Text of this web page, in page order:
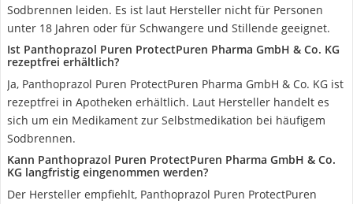
Sodbrennen leiden. Es ist laut Hersteller nicht für Personen
unter 18 Jahren oder für Schwangere und Stillende geeignet.
Ist Panthoprazol Puren ProtectPuren Pharma GmbH & Co. KG
rezeptfrei erhältlich?
Ja, Panthoprazol Puren ProtectPuren Pharma GmbH & Co. KG ist
rezeptfrei in Apotheken erhältlich. Laut Hersteller handelt es
sich um ein Medikament zur Selbstmedikation bei häufigem
Sodbrennen.
Kann Panthoprazol Puren ProtectPuren Pharma GmbH & Co.
KG langfristig eingenommen werden?
Der Hersteller empfiehlt, Panthoprazol Puren ProtectPuren